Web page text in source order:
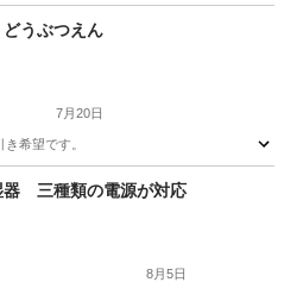
うぶつえん
7月20日
希望です。
書 ぶつえん
器 三種類の電源が対応
8月5日